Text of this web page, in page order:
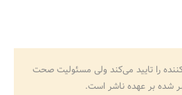
را تایید می‌کند ولی مسئولیت صحت
شده بر عهده ناشر است.